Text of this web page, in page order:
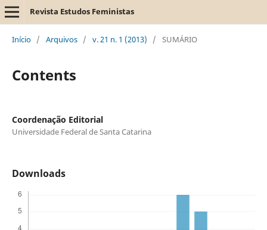
Revista Estudos Feministas
Início / Arquivos / v. 21 n. 1 (2013) / SUMÁRIO
Contents
Coordenação Editorial
Universidade Federal de Santa Catarina
Downloads